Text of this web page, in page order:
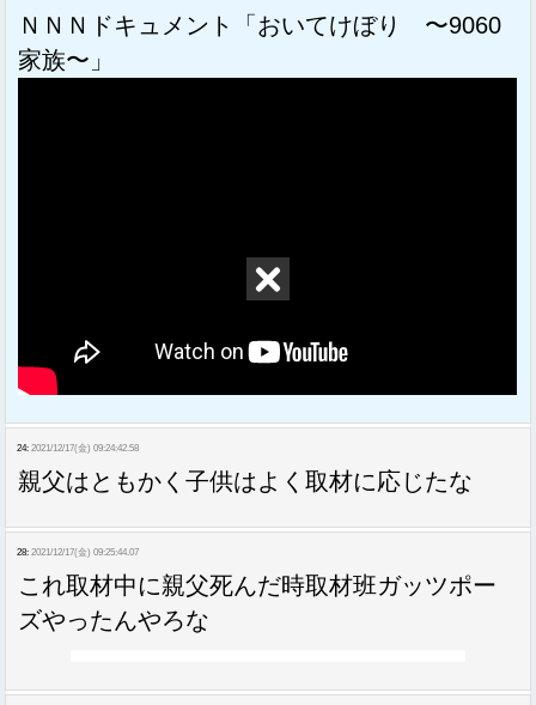
ＮＮＮドキュメント「おいてけぼり 〜9060
家族〜」
24: 2021/12/17(金) 09:24:42.58
親父はともかく子供はよく取材に応じたな
28: 2021/12/17(金) 09:25:44.07
これ取材中に親父死んだ時取材班ガッツポー
ズやったんやろな